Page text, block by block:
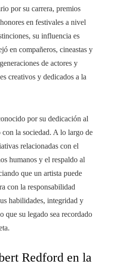
por su carrera, premios
en festivales a nivel
su influencia es
en compañeros, cineastas y
de actores y
creativos y dedicados a la
por su dedicación al
la sociedad. A lo largo de
relacionadas con el
humanos y el respaldo al
que un artista puede
con la responsabilidad
habilidades, integridad y
que su legado sea recordado
Redford en la